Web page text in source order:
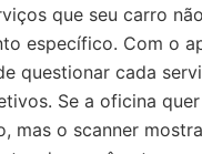
que seu carro
específico. Com o
questionar cada
Se a oficina
mas o scanner